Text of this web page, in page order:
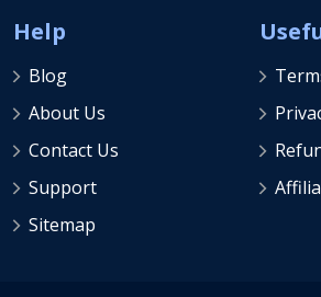
Help
Blog
About Us
Contact Us
Support
Sitemap